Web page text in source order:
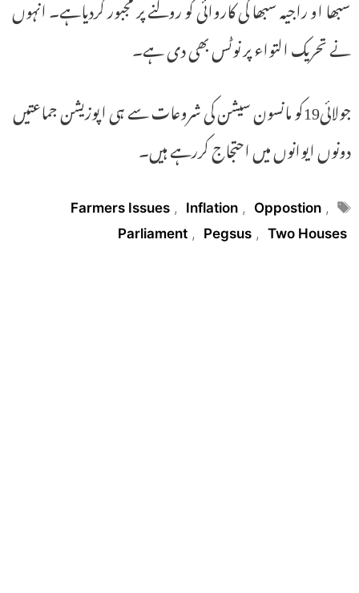
سبھا او راجیہ سبھا کی کاروائی کو روکنے پر مجبور کردیاہے۔ انہوں
نے تحریک التواء پر نوٹس بھی دی ہے۔
جولائی19کو مانسون سیشن کی شروعات سے ہی اپوزیشن جماعتیں
دونوں ایوانوں میں احتجاج کررہے ہیں۔
Tags
Farmers Issues , Inflation , Oppostion ,
Parliament , Pegsus , Two Houses